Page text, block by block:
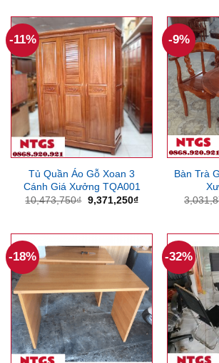
606,375₫.
-11%
Tủ Quần Áo Gỗ Xoan 3
Cánh Giá Xưởng TQA001
10,473,750₫ Giá
9,371,250₫Giá
9,371,250₫.
-9%
Bàn Trà
-18% -32%